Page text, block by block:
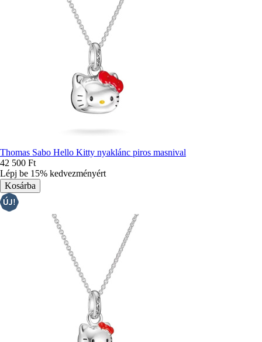
Thomas Sabo Hello Kitty nyaklánc piros masnival
42 500 Ft
Lépj be 15% kedvezményért